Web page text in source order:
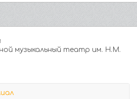
музыкальный театр им. Н.М.